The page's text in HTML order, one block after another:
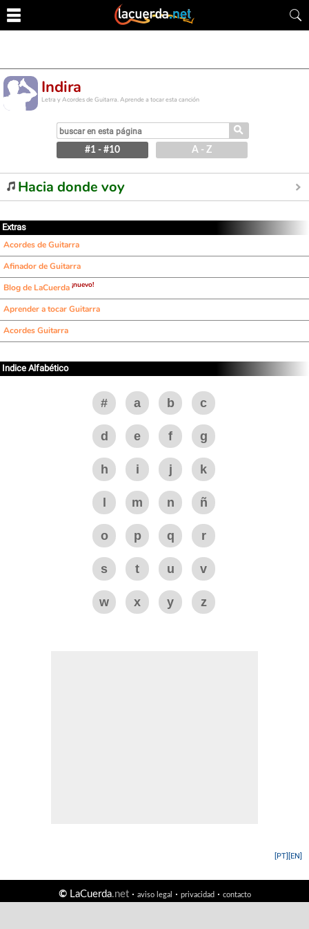
Indira
Letra y Acordes de Guitarra. Aprende a tocar esta canción
⚲
#1 - #10 A - Z
Hacia donde voy
Extras
Acordes de Guitarra
Afinador de Guitarra
Blog de LaCuerda ¡nuevo!
Aprender a tocar Guitarra
Acordes Guitarra
Indice Alfabético
# a b c
d e f g
h i j k
m n ñ
o p q r
s t u v
w x y z
[EN]
[PT]
©LaCuerda.net· aviso legal · privacidad· contacto